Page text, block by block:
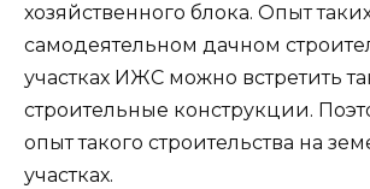
хозяйственного блока. Опыт
самодеятельном дачном
участках ИЖС можно встретить
строительные конструкции.
опыт такого строительства на
участках.